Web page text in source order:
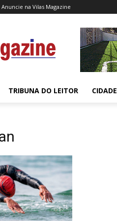
Anuncie na Vilas Magazine
TRIBUNA DO LEITOR CIDADE